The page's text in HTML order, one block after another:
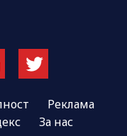
Реклама
За нас